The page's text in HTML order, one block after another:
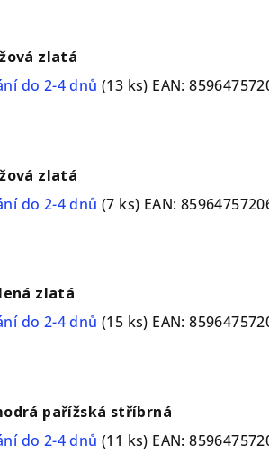
zlatá
do 2-4 dnů (13 ks) EAN:
zlatá
do 2-4 dnů (7 ks) EAN:
zlatá
do 2-4 dnů (15 ks) EAN:
pařížská stříbrná
do 2-4 dnů (11 ks) EAN: